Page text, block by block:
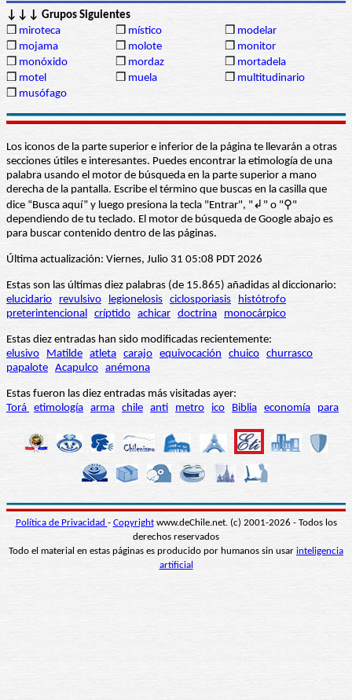
↓↓↓ Grupos Siguientes
❒ miroteca ❒ místico ❒ modelar
❒ mojama ❒ molote ❒ monitor
❒ monóxido ❒ mordaz ❒ mortadela
❒ motel ❒ muela ❒ multitudinario
❒ musófago
Los iconos de la parte superior e inferior de la página te llevarán a otras
secciones útiles e interesantes. Puedes encontrar la etimología de una
palabra usando el motor de búsqueda en la parte superior a mano
derecha de la pantalla. Escribe el término que buscas en la casilla que
dice “Busca aquí” y luego presiona la tecla "Entrar", "↲" o "⚲"
dependiendo de tu teclado. El motor de búsqueda de Google abajo es
para buscar contenido dentro de las páginas.
Última actualización: Viernes, Julio 31 05:08 PDT 2026
Estas son las últimas diez palabras (de 15.865) añadidas al diccionario:
elucidario
revulsivo legionelosis ciclosporiasis
histótrofo
preterintencional críptido achicar doctrina monocárpico
Estas diez entradas han sido modificadas recientemente:
elusivo
Matilde atleta carajo equivocación chuico churrasco
papalote Acapulco anémona
Estas fueron las diez entradas más visitadas ayer:
Torá etimología arma chile anti metro ico Biblia economía para
Política de Privacidad - Copyrightwww.deChile.net. (c) 2001-2026 - Todos los
derechos reservados
Todo el material en estas páginas es producido por humanos sin usar inteligencia
artificial